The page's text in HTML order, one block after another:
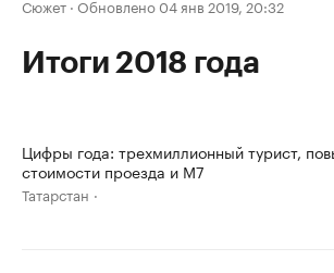
Сюжет · Обновлено 04 янв 2019, 20:32
Итоги 2018 года
Цифры года: трехмиллионный турист,
стоимости проезда и М7
Татарстан